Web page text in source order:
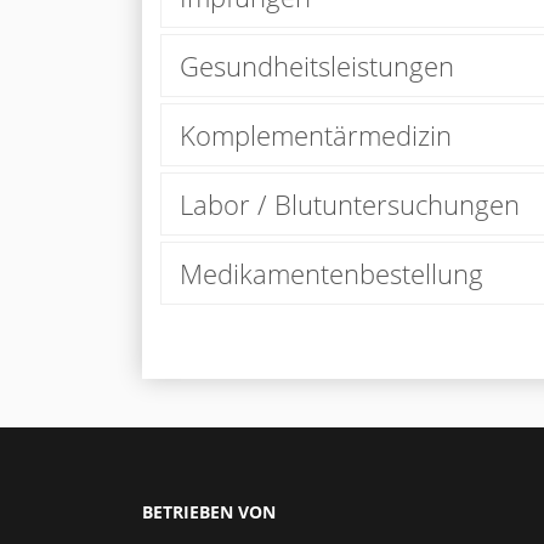
Gesundheitsleistungen
Komplementärmedizin
Labor / Blutuntersuchungen
Medikamentenbestellung
BETRIEBEN VON